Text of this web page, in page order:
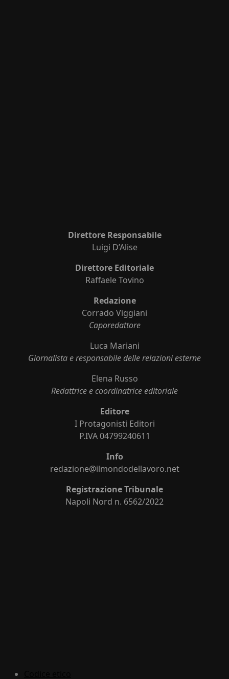
Direttore Responsabile
Luigi D’Alise
Direttore Editoriale
Raffaele Tovino
Redazione
Corrado Viggiani
Caporedattore
Luca Mariani
Giornalista e responsabile delle relazioni esterne
Elena Russo
Redattrice e coordinatrice editoriale
Editore
I Protagonisti Editori
P.IVA 04799240611
Info
redazione@ilmondodellavoro.net
Registrazione Tribunale
Napoli Nord n. 6562/2022